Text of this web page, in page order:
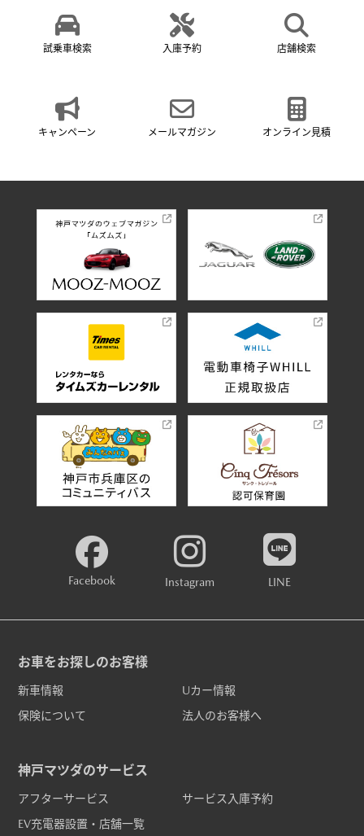
試乗車検索 入庫予約 店舗検索
キャンペーン メールマガジン オンライン見積
Facebook Instagram LINE
お車をお探しのお客様
新車情報
Uカー情報
保険について
法人のお客様へ
神戸マツダのサービス
アフターサービス
サービス入庫予約
EV充電器設置・店舗一覧